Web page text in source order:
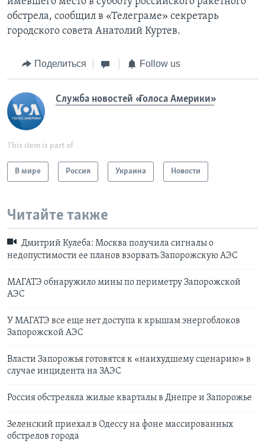
обстрела, сообщил в «Телеграме» секретарь
городского совета Анатолий Куртев.
Поделиться Follow us
Служба новостей «Голоса Америки»
This item is part of
В мире Россия Украина Новости
Читайте также
Дмитрий Кулеба: Москва получила сигналы о
недопустимости ее планов взорвать Запорожскую АЭС
МАГАТЭ обнаружило мины по периметру Запорожской
АЭС
У МАГАТЭ все еще нет доступа к крышам энергоблоков
Запорожской АЭС
Власти Запорожья готовятся к «наихудшему сценарию» в
случае инцидента на ЗАЭС
Россия обстреляла жилые кварталы в Днепре и Запорожье
Зеленский приехал в Одессу на фоне массированных
обстрелов города